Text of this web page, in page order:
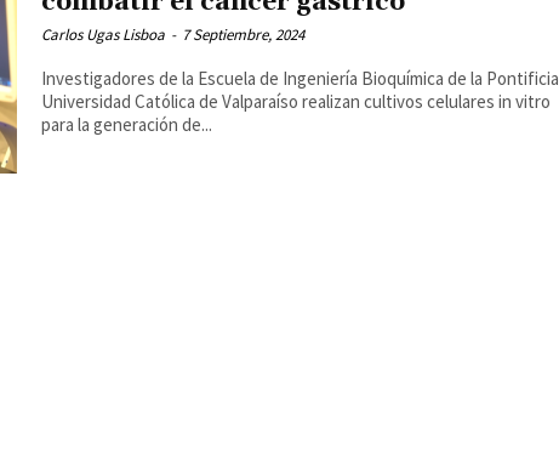
Carlos Ugas Lisboa - 7 Septiembre, 2024
Investigadores de la Escuela de Ingeniería Bioquímica de la Pontificia
Universidad Católica de Valparaíso realizan cultivos celulares in vitro
para la generación de...